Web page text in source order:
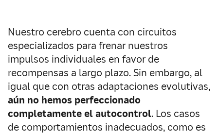
Nuestro cerebro cuenta con circuitos
especializados para frenar nuestros
impulsos individuales en favor de
recompensas a largo plazo. Sin embargo, al
igual que con otras adaptaciones evolutivas,
aún no hemos perfeccionado
completamente el autocontrol. Los casos
de comportamientos inadecuados, como es